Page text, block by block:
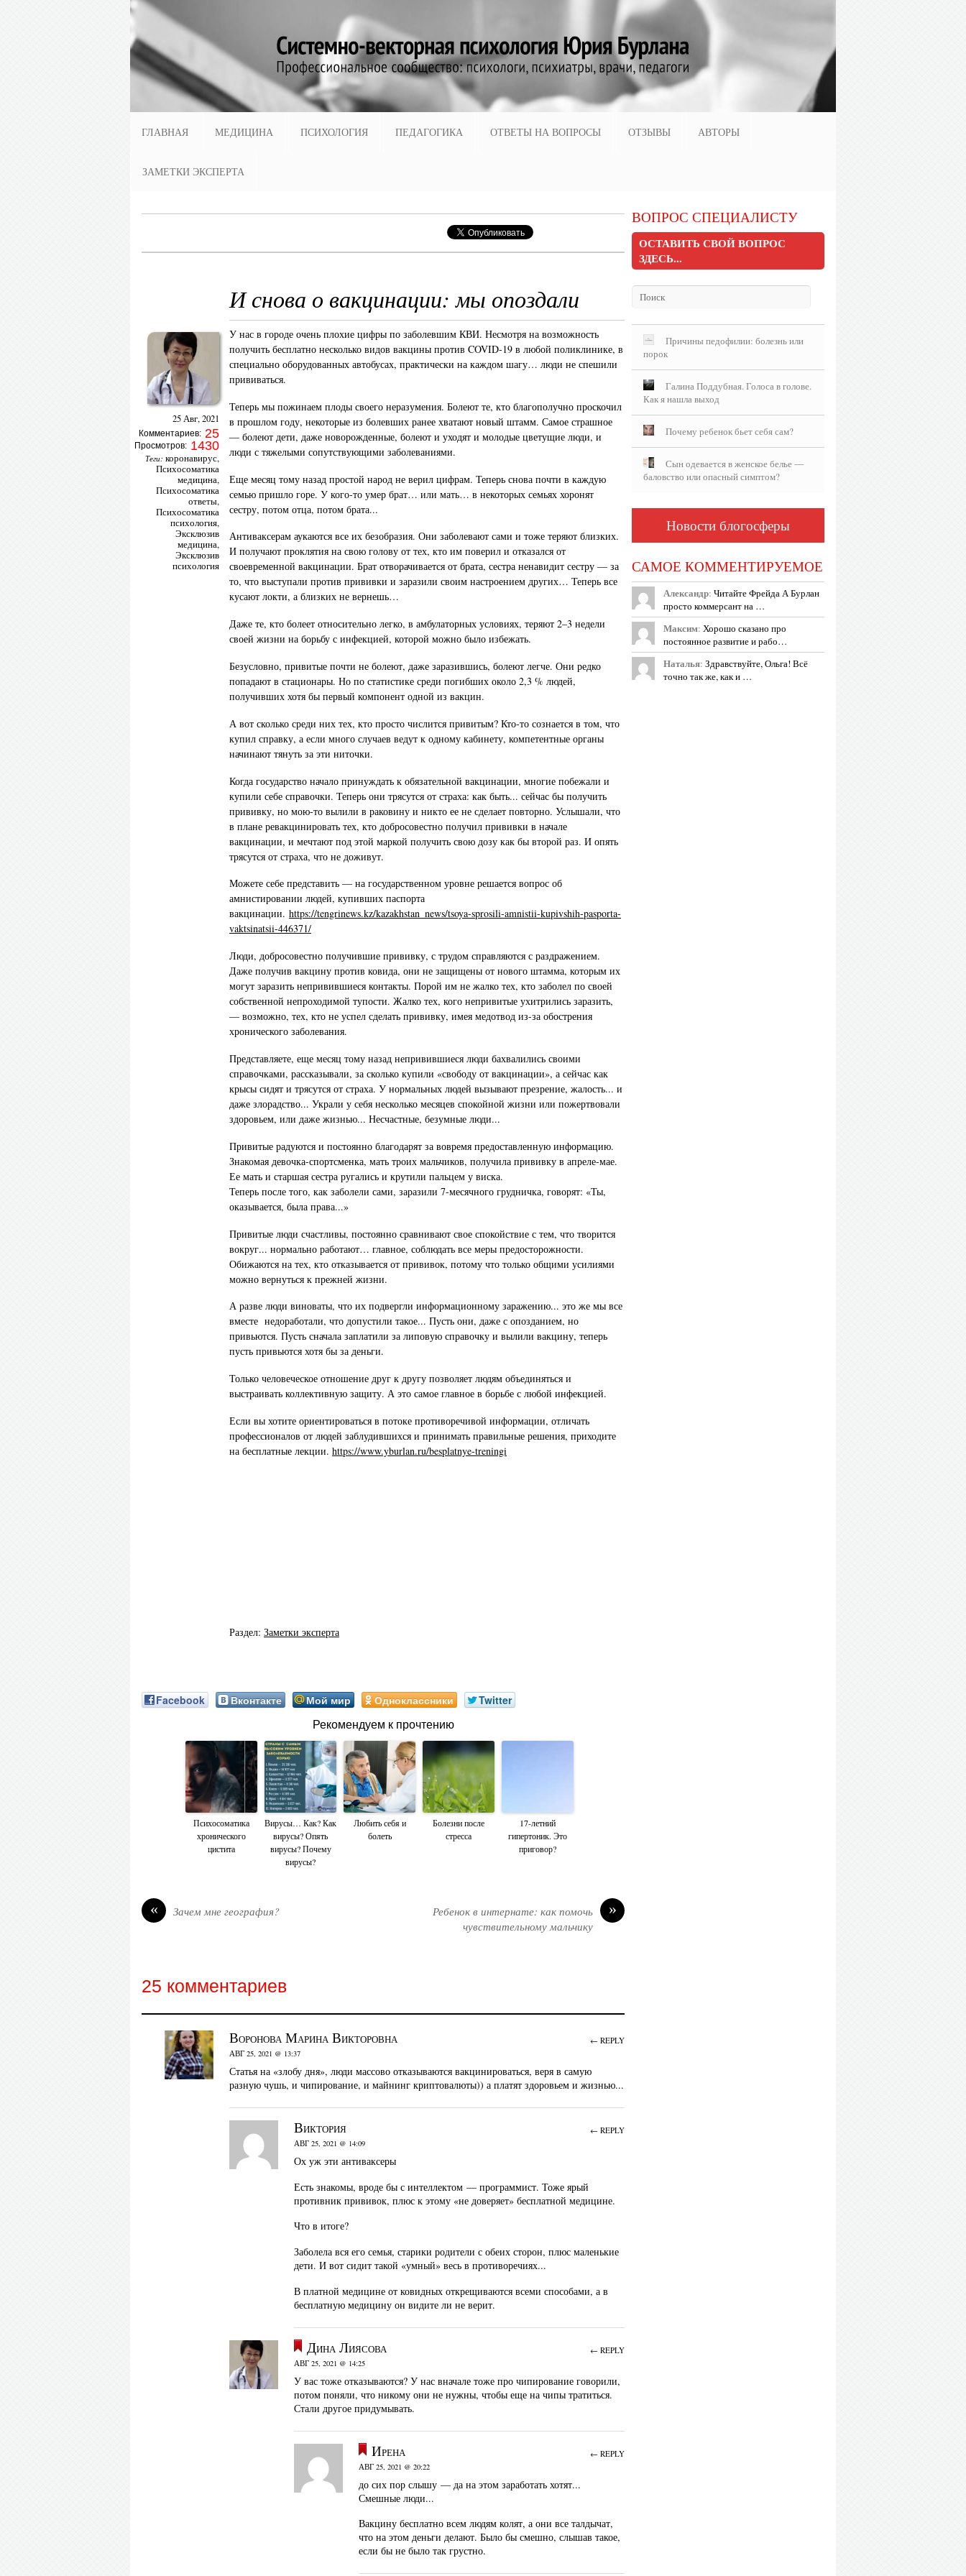
ГЛАВНАЯ МЕДИЦИНА ПСИХОЛОГИЯ ПЕДАГОГИКА ОТВЕТЫ НА ВОПРОСЫ ОТЗЫВЫ АВТОРЫ
ЗАМЕТКИ ЭКСПЕРТА
И снова о вакцинации: мы опоздали
У нас в городе очень плохие цифры по заболевшим КВИ. Несмотря на возможность
получить бесплатно несколько видов вакцины против COVID-19 в любой поликлинике, в
специально оборудованных автобусах, практически на каждом шагу… люди не спешили
прививаться.
Теперь мы пожинаем плоды своего неразумения. Болеют те, кто благополучно проскочил
в прошлом году, некоторые из болевших ранее хватают новый штамм. Самое страшное
— болеют дети, даже новорожденные, болеют и уходят и молодые цветущие люди, и
люди с тяжелыми сопутствующими заболеваниями.
Еще месяц тому назад простой народ не верил цифрам. Теперь снова почти в каждую
семью пришло горе. У кого-то умер брат… или мать… в некоторых семьях хоронят
сестру, потом отца, потом брата...
Антиваксерам аукаются все их безобразия. Они заболевают сами и тоже теряют близких.
И получают проклятия на свою голову от тех, кто им поверил и отказался от
своевременной вакцинации. Брат отворачивается от брата, сестра ненавидит сестру — за
то, что выступали против прививки и заразили своим настроением других… Теперь все
кусают локти, а близких не вернешь…
Даже те, кто болеет относительно легко, в амбулаторных условиях, теряют 2–3 недели
своей жизни на борьбу с инфекцией, которой можно было избежать.
Безусловно, привитые почти не болеют, даже заразившись, болеют легче. Они редко
попадают в стационары. Но по статистике среди погибших около 2,3 % людей,
получивших хотя бы первый компонент одной из вакцин.
А вот сколько среди них тех, кто просто числится привитым? Кто-то сознается в том, что
купил справку, а если много случаев ведут к одному кабинету, компетентные органы
начинают тянуть за эти ниточки.
Когда государство начало принуждать к обязательной вакцинации, многие побежали и
купили себе справочки. Теперь они трясутся от страха: как быть... сейчас бы получить
прививку, но мою-то вылили в раковину и никто ее не сделает повторно. Услышали, что
в плане ревакцинировать тех, кто добросовестно получил прививки в начале
вакцинации, и мечтают под этой маркой получить свою дозу как бы второй раз. И опять
трясутся от страха, что не доживут.
Можете себе представить — на государственном уровне решается вопрос об
амнистировании людей, купивших паспорта
вакцинации. https://tengrinews.kz/kazakhstan_news/tsoya-sprosili-amnistii-kupivshih-pasporta-
vaktsinatsii-446371/
Люди, добросовестно получившие прививку, с трудом справляются с раздражением.
Даже получив вакцину против ковида, они не защищены от нового штамма, которым их
могут заразить непривившиеся контакты. Порой им не жалко тех, кто заболел по своей
собственной непроходимой тупости. Жалко тех, кого непривитые ухитрились заразить,
— возможно, тех, кто не успел сделать прививку, имея медотвод из-за обострения
хронического заболевания.
Представляете, еще месяц тому назад непривившиеся люди бахвалились своими
справочками, рассказывали, за сколько купили «свободу от вакцинации», а сейчас как
крысы сидят и трясутся от страха. У нормальных людей вызывают презрение, жалость... и
даже злорадство... Украли у себя несколько месяцев спокойной жизни или пожертвовали
здоровьем, или даже жизнью... Несчастные, безумные люди...
Привитые радуются и постоянно благодарят за вовремя предоставленную информацию.
Знакомая девочка-спортсменка, мать троих мальчиков, получила прививку в апреле-мае.
Ее мать и старшая сестра ругались и крутили пальцем у виска.
Теперь после того, как заболели сами, заразили 7-месячного грудничка, говорят: «Ты,
оказывается, была права...»
Привитые люди счастливы, постоянно сравнивают свое спокойствие с тем, что творится
вокруг... нормально работают… главное, соблюдать все меры предосторожности.
Обижаются на тех, кто отказывается от прививок, потому что только общими усилиями
можно вернуться к прежней жизни.
А разве люди виноваты, что их подвергли информационному заражению... это же мы все
вместе недоработали, что допустили такое... Пусть они, даже с опозданием, но
привьются. Пусть сначала заплатили за липовую справочку и вылили вакцину, теперь
пусть привьются хотя бы за деньги.
Только человеческое отношение друг к другу позволяет людям объединяться и
выстраивать коллективную защиту. А это самое главное в борьбе с любой инфекцией.
Если вы хотите ориентироваться в потоке противоречивой информации, отличать
профессионалов от людей заблудившихся и принимать правильные решения, приходите
на бесплатные лекции. https://www.yburlan.ru/besplatnye-treningi
Раздел: Заметки эксперта
25 Авг, 2021
Комментариев: 25
Просмотров: 1430
Теги: коронавирус,
Психосоматика
медицина,
Психосоматика
ответы,
Психосоматика
психология,
Эксклюзив
медицина,
Эксклюзив
психология
Facebook Вконтакте Мой мир Одноклассники Twitter
Рекомендуем к прочтению
Психосоматика
хронического
цистита
Вирусы… Как? Как
вирусы? Опять
вирусы? Почему
вирусы?
Любить себя и
болеть
Болезни после
стресса
17-летний
гипертоник. Это
приговор?
« Зачем мне география? »
Ребенок в интернате: как помочь
чувствительному мальчику
25 комментариев
Воронова Марина Викторовна
АВГ 25, 2021 @ 13:37
Статья на «злобу дня», люди массово отказываются вакцинироваться, веря в самую
разную чушь, и чипирование, и майнинг криптовалюты)) а платят здоровьем и жизнью...
← REPLY
Виктория
АВГ 25, 2021 @ 14:09
Ох уж эти антиваксеры
Есть знакомы, вроде бы с интеллектом — программист. Тоже ярый
противник прививок, плюс к этому «не доверяет» бесплатной медицине.
Что в итоге?
Заболела вся его семья, старики родители с обеих сторон, плюс маленькие
дети. И вот сидит такой «умный» весь в противоречиях...
В платной медицине от ковидных открещиваются всеми способами, а в
бесплатную медицину он видите ли не верит.
← REPLY
Дина Лиясова
АВГ 25, 2021 @ 14:25
У вас тоже отказываются? У нас вначале тоже про чипирование говорили,
потом поняли, что никому они не нужны, чтобы еще на чипы тратиться.
Стали другое придумывать.
← REPLY
Ирена
АВГ 25, 2021 @ 20:22
до сих пор слышу — да на этом заработать хотят...
Смешные люди...
Вакцину бесплатно всем людям колят, а они все талдычат,
что на этом деньги делают. Было бы смешно, слышав такое,
если бы не было так грустно.
← REPLY
ВОПРОС СПЕЦИАЛИСТУ
ОСТАВИТЬ СВОЙ ВОПРОС
ЗДЕСЬ...
Причины педофилии: болезнь или
порок
Галина Поддубная. Голоса в голове.
Как я нашла выход
Почему ребенок бьет себя сам?
Сын одевается в женское белье —
баловство или опасный симптом?
Новости блогосферы
САМОЕ КОММЕНТИРУЕМОЕ
Александр: Читайте Фрейда А Бурлан
просто коммерсант на …
Максим: Хорошо сказано про
постоянное развитие и рабо…
Наталья: Здравствуйте, Ольга! Всё
точно так же, как и …